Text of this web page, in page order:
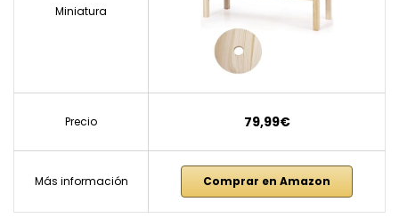
Miniatura
Precio 79,99€
Más información Comprar en Amazon